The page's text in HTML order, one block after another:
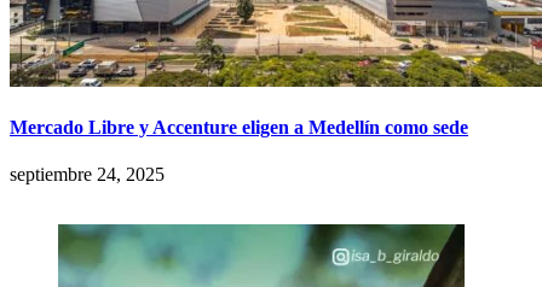
Mercado Libre y Accenture eligen a Medellín como sede
septiembre 24, 2025